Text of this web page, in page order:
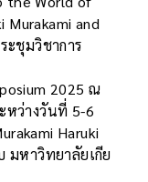
Murakami and
ะชุมวิชาการ
2025 ณ
หว่างวันที่ 5-6
Haruki
มหาวิทยาลัยเกีย